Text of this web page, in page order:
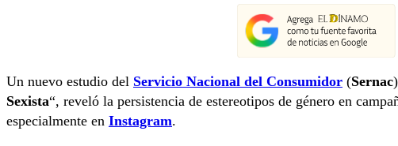
Un nuevo estudio del Servicio Nacional del Consumidor (Sernac
Sexista“, reveló la persistencia de estereotipos de género en
especialmente en Instagram.